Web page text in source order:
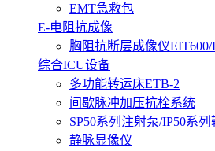
EMT急救包
E-电阻抗成像
胸阻抗断层成像仪EIT600/
综合ICU设备
多功能转运床ETB-2
间歇脉冲加压抗栓系统
SP50系列注射泵/IP50系列
静脉显像仪